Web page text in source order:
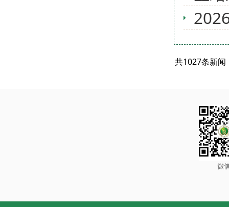
共1027条新闻